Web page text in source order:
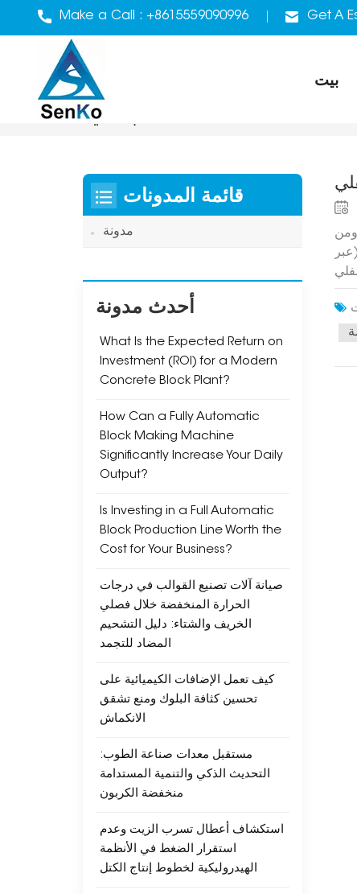
Make a Call : +8615559090996 Get A
بيت
تعبئة آلية
ومن
قائمة المدونات
مدونة
أحدث مدونة
What Is the Expected Return on
Investment (ROI) for a Modern
Concrete Block Plant?
How Can a Fully Automatic
Block Making Machine
Significantly Increase Your Daily
Output?
Is Investing in a Full Automatic
Block Production Line Worth the
Cost for Your Business?
صيانة آلات تصنيع القوالب في درجات
الحرارة المنخفضة خلال فصلي
الخريف والشتاء: دليل التشحيم
المضاد للتجمد
كيف تعمل الإضافات الكيميائية على
تحسين كثافة البلوك ومنع تشقق
الانكماش
مستقبل معدات صناعة الطوب:
التحديث الذكي والتنمية المستدامة
منخفضة الكربون
استكشاف أعطال تسرب الزيت وعدم
استقرار الضغط في الأنظمة
الهيدروليكية لخطوط إنتاج الكتل